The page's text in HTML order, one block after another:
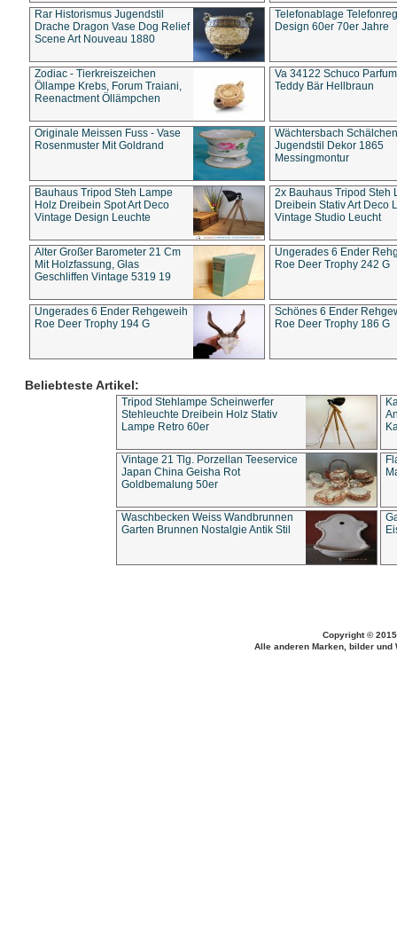
Rar Historismus Jugendstil
Drache Dragon Vase Dog Relief
Scene Art Nouveau 1880
Telefonablage
Design 60er 70er Jahre
Zodiac - Tierkreiszeichen
Öllampe Krebs, Forum Traiani,
Reenactment Öllämpchen
Va 34122 Schuco
Teddy Bär Hellbraun
Originale Meissen Fuss - Vase
Rosenmuster Mit Goldrand
Wächtersbach Schälchen
Jugendstil Dekor 1865
Messingmontur
Bauhaus Tripod Steh Lampe
Holz Dreibein Spot Art Deco
Vintage Design Leuchte
2x Bauhaus Tripod Steh
Dreibein Stativ Art Deco
Vintage Studio Leucht
Alter Großer Barometer 21 Cm
Mit Holzfassung, Glas
Geschliffen Vintage 5319 19
Ungerades 6 Ender
Roe Deer Trophy 242 G
Ungerades 6 Ender Rehgeweih
Roe Deer Trophy 194 G
Schönes 6 Ender
Roe Deer Trophy 186 G
Beliebteste Artikel:
Tripod Stehlampe Scheinwerfer
Stehleuchte Dreibein Holz Stativ
Lampe Retro 60er
Vintage 21 Tlg. Porzellan Teeservice
Japan China Geisha Rot
Goldbemalung 50er
Waschbecken Weiss Wandbrunnen
Garten Brunnen Nostalgie Antik Stil
Copyright ©
Alle anderen Marken, bilder und